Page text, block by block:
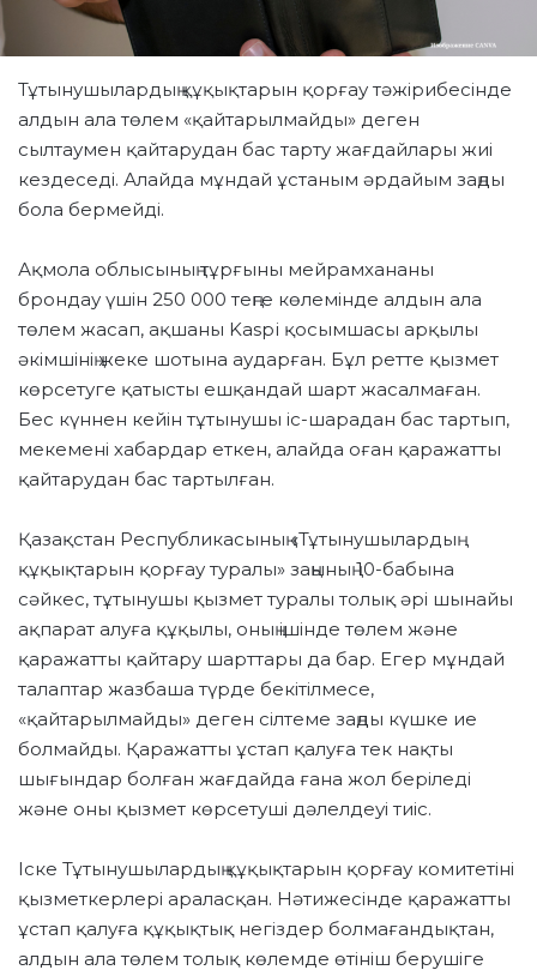
Тұтынушылардың құқықтарын қорғау тәжірибесінде
алдын ала төлем «қайтарылмайды» деген
сылтаумен қайтарудан бас тарту жағдайлары жиі
кездеседі. Алайда мұндай ұстаным әрдайым заңды
бола бермейді.
Ақмола облысының тұрғыны мейрамхананы
брондау үшін 250 000 теңге көлемінде алдын ала
төлем жасап, ақшаны Kaspi қосымшасы арқылы
әкімшінің жеке шотына аударған. Бұл ретте қызмет
көрсетуге қатысты ешқандай шарт жасалмаған.
Бес күннен кейін тұтынушы іс-шарадан бас тартып,
мекемені хабардар еткен, алайда оған қаражатты
қайтарудан бас тартылған.
Қазақстан Республикасының «Тұтынушылардың
құқықтарын қорғау туралы» заңының 10-бабына
сәйкес, тұтынушы қызмет туралы толық әрі шынайы
ақпарат алуға құқылы, оның ішінде төлем және
қаражатты қайтару шарттары да бар. Егер мұндай
талаптар жазбаша түрде бекітілмесе,
«қайтарылмайды» деген сілтеме заңды күшке ие
болмайды. Қаражатты ұстап қалуға тек нақты
шығындар болған жағдайда ғана жол беріледі
және оны қызмет көрсетуші дәлелдеуі тиіс.
Іске Тұтынушылардың құқықтарын қорғау комитетінің
қызметкерлері араласқан. Нәтижесінде қаражатты
ұстап қалуға құқықтық негіздер болмағандықтан,
алдын ала төлем толық көлемде өтініш берушіге